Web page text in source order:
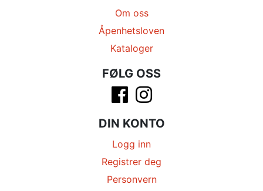
Om oss
Åpenhetsloven
Kataloger
FØLG OSS
DIN KONTO
Logg inn
Registrer deg
Personvern